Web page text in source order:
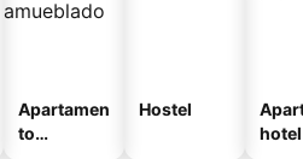
Apartamen
to
Hostel
hotel